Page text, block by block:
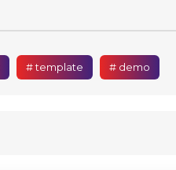
# template # demo